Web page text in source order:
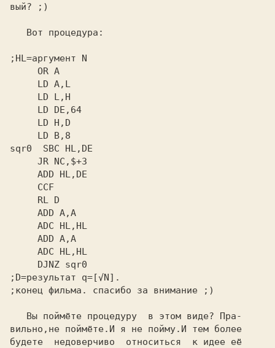
вый? ;)
;HL=аргумент N
     LD B,8
sqr0
  SBC HL,DE
     DJNZ sqr0
;D=результат q=[√N].
;конец фильма. спасибо за внимание ;)
вильно,не поймёте.И я не пойму.И тем более
будете  недоверчиво  относиться  к идее её